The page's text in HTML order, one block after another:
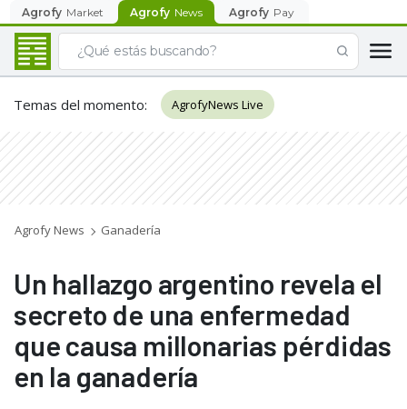
Agrofy Market Agrofy News Agrofy Pay
Temas del momento: AgrofyNews Live
Agrofy News Ganadería
Un hallazgo argentino revela el
secreto de una enfermedad
que causa millonarias pérdidas
en la ganadería